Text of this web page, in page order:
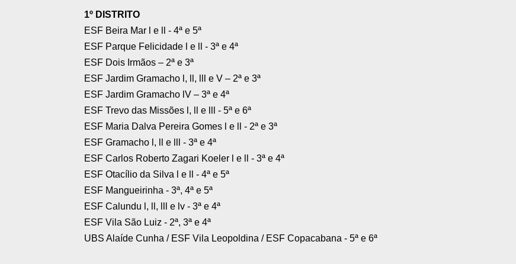
1º DISTRITO
ESF Beira Mar l e ll - 4ª e 5ª
ESF Parque Felicidade l e ll - 3ª e 4ª
ESF Dois Irmãos – 2ª e 3ª
ESF Jardim Gramacho l, ll, lll e V – 2ª e 3ª
ESF Jardim Gramacho lV – 3ª e 4ª
ESF Trevo das Missões l, ll e lll - 5ª e 6ª
ESF Maria Dalva Pereira Gomes l e ll - 2ª e 3ª
ESF Gramacho l, ll e lll - 3ª e 4ª
ESF Carlos Roberto Zagari Koeler l e ll - 3ª e 4ª
ESF Otacílio da Silva l e ll - 4ª e 5ª
ESF Mangueirinha - 3ª, 4ª e 5ª
ESF Calundu l, ll, lll e lv - 3ª e 4ª
ESF Vila São Luiz - 2ª, 3ª e 4ª
UBS Alaíde Cunha / ESF Vila Leopoldina / ESF Copacabana - 5ª e 6ª